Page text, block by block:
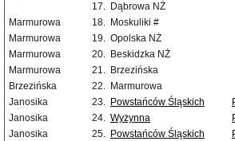
17. Dąbrowa NŻ
Marmurowa
18. Moskuliki #
Marmurowa
19. Opolska NŻ
Marmurowa
20. Beskidzka NŻ
Marmurowa
21. Brzezińska
Brzezińska
22. Marmurowa
Janosika
23. Powstańców Śląskich
Janosika
24. Wyżynna
Janosika
25. Powstańców Śląskich